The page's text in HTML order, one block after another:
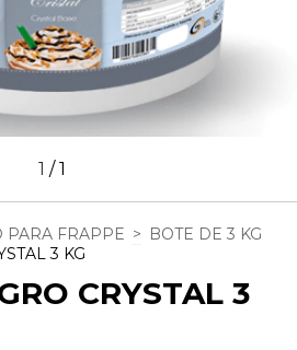
1 /1
PARA FRAPPE > BOTE DE 3 KG
3 KG
CRYSTAL 3